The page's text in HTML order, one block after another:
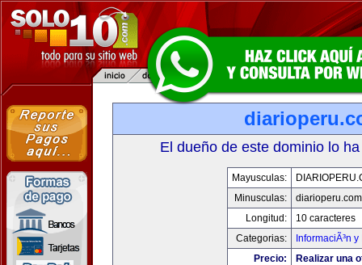
El dueño de este dominio lo
Mayusculas:
Minusculas:
diarioperu.com
Longitud:
10 caracteres
Categorias:
InformaciÃ³n
Precio:
Realizar una